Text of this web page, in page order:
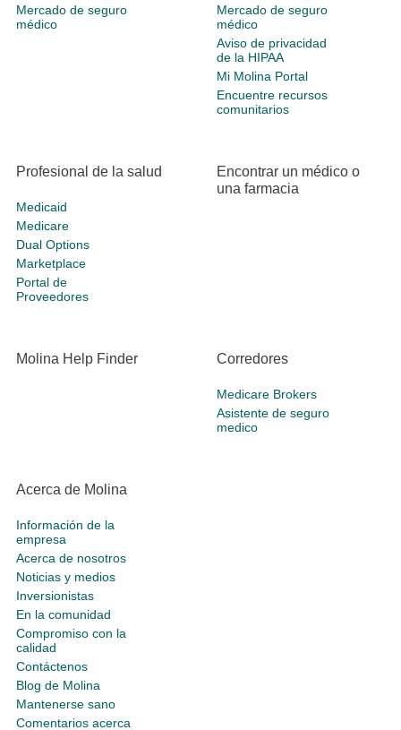
Mercado de seguro
médico
Mercado de seguro
médico
Aviso de privacidad
de la HIPAA
Mi Molina Portal
Encuentre recursos
comunitarios
Profesional de la salud
Medicaid
Medicare
Dual Options
Marketplace
Portal de
Proveedores
Encontrar un médico o
una farmacia
Molina Help Finder Corredores
Medicare Brokers
Asistente de seguro
medico
Acerca de Molina
Información de la
empresa
Acerca de nosotros
Noticias y medios
Inversionistas
En la comunidad
Compromiso con la
calidad
Contáctenos
Blog de Molina
Mantenerse sano
Comentarios acerca